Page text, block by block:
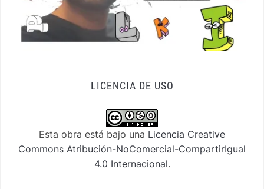
LICENCIA DE USO
Esta obra está bajo una Licencia Creative
Commons Atribución-NoComercial-CompartirIgual
4.0 Internacional.